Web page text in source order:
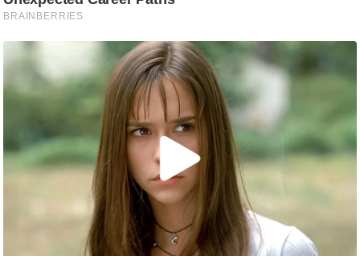
ला
फ
इ
क्नॉ